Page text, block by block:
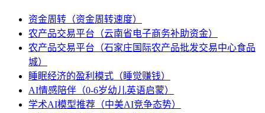
资金周转（资金周转速度）
农产品交易平台（云南省电子商务补助资金）
农产品交易平台（石家庄国际农产品批发交易中心食品
城）
睡眠经济的盈利模式（睡觉赚钱）
AI情感陪伴（0-6岁幼儿英语启蒙）
学术AI模型推荐（中美AI竞争态势）